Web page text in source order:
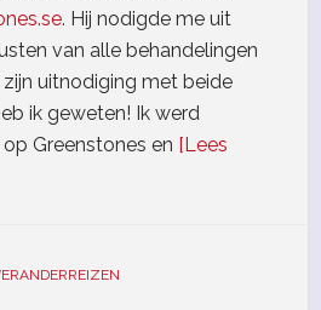
Hij nodigde me uit
van alle behandelingen
uitnodiging met beide
ik geweten! Ik werd
Greenstones en [Lees